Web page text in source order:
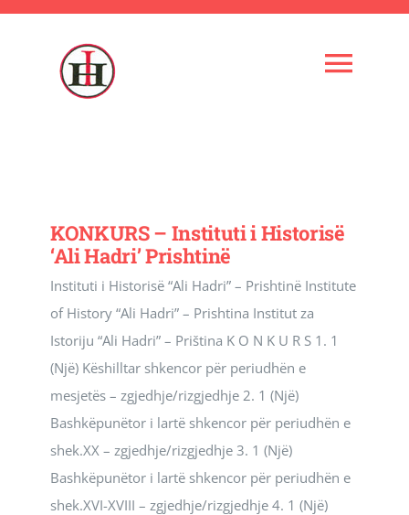
Skip
Kuadri shkencor
Administrata
Veprimtaria
Revista Kosova
Njoftimet & Konkurset
KONKURS – Instituti i Historisë
‘Ali Hadri’ Prishtinë
Instituti i Historisë “Ali Hadri” – Prishtinë Institute
of History “Ali Hadri” – Prishtina Institut za
Istoriju “Ali Hadri” – Priština K O N K U R S 1. 1
(Një) Këshilltar shkencor për periudhën e
mesjetës – zgjedhje/rizgjedhje 2. 1 (Një)
Bashkëpunëtor i lartë shkencor për periudhën e
shek.XX – zgjedhje/rizgjedhje 3. 1 (Një)
Bashkëpunëtor i lartë shkencor për periudhën e
shek.XVI-XVIII – zgjedhje/rizgjedhje 4. 1 (Një)